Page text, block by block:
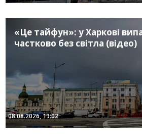
«Це тайфун»: у Харкові
частково без світла (відео)
08.08.2026, 19:02